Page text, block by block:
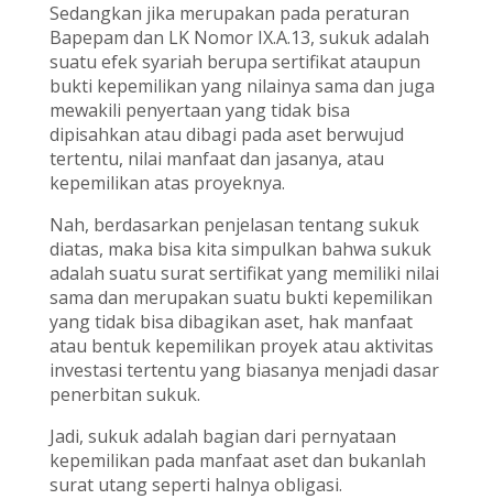
Sedangkan jika merupakan pada peraturan
Bapepam dan LK Nomor IX.A.13, sukuk adalah
suatu efek syariah berupa sertifikat ataupun
bukti kepemilikan yang nilainya sama dan juga
mewakili penyertaan yang tidak bisa
dipisahkan atau dibagi pada aset berwujud
tertentu, nilai manfaat dan jasanya, atau
kepemilikan atas proyeknya.
Nah, berdasarkan penjelasan tentang sukuk
diatas, maka bisa kita simpulkan bahwa sukuk
adalah suatu surat sertifikat yang memiliki nilai
sama dan merupakan suatu bukti kepemilikan
yang tidak bisa dibagikan aset, hak manfaat
atau bentuk kepemilikan proyek atau aktivitas
investasi tertentu yang biasanya menjadi dasar
penerbitan sukuk.
Jadi, sukuk adalah bagian dari pernyataan
kepemilikan pada manfaat aset dan bukanlah
surat utang seperti halnya obligasi.